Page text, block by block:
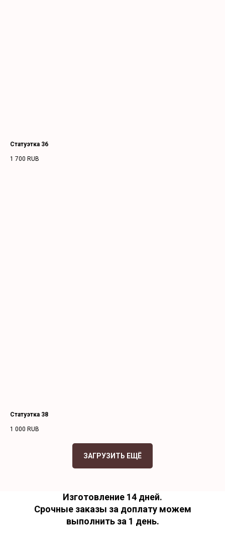
Статуэтка 36
1 700 RUB
Статуэтка 38
1 000 RUB
ЗАГРУЗИТЬ ЕЩЁ
Изготовление 14 дней.
Срочные заказы за доплату можем
выполнить за 1 день.